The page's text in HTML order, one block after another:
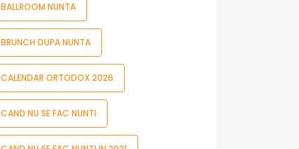
BALLROOM NUNTA
BRUNCH DUPA NUNTA
CALENDAR ORTODOX 2026
CAND NU SE FAC NUNTI